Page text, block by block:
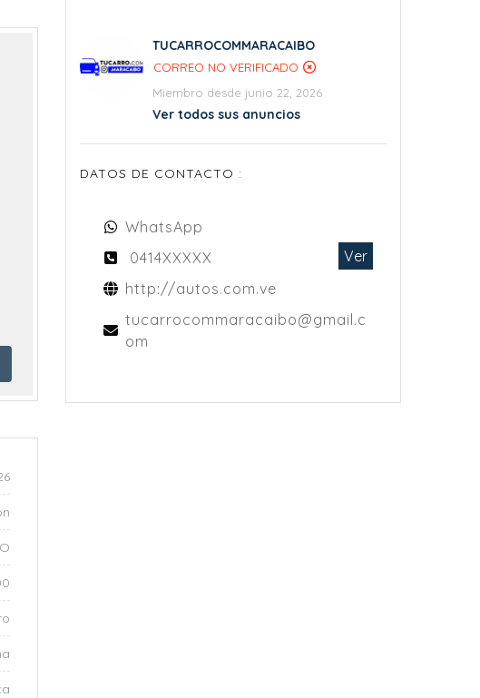
TUCARROCOMMARACAIBO
CORREO NO VERIFICADO
Miembro desde junio 22, 2026
Ver todos sus anuncios
DATOS DE CONTACTO :
WhatsApp
0414XXXXX
Ver
http://autos.com.ve
tucarrocommaracaibo@gmail.c
om